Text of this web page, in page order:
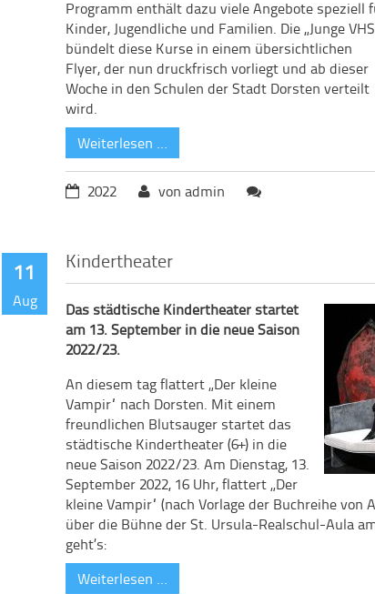
Programm enthält dazu viele Angebote speziell
Kinder, Jugendliche und Familien. Die „Junge
bündelt diese Kurse in einem übersichtlichen
Flyer, der nun druckfrisch vorliegt und ab dieser
Woche in den Schulen der Stadt Dorsten verteilt
wird.
Weiterlesen …
2022 von admin
11
Aug
Kindertheater
Das städtische Kindertheater startet
am 13. September in die neue Saison
2022/23.
An diesem tag flattert „Der kleine
Vampir“ nach Dorsten. Mit einem
freundlichen Blutsauger startet das
städtische Kindertheater (6+) in die
neue Saison 2022/23. Am Dienstag, 13.
September 2022, 16 Uhr, flattert „Der
kleine Vampir“ (nach Vorlage der Buchreihe von
über die Bühne der St. Ursula-Realschul-Aula
geht’s:
Weiterlesen …